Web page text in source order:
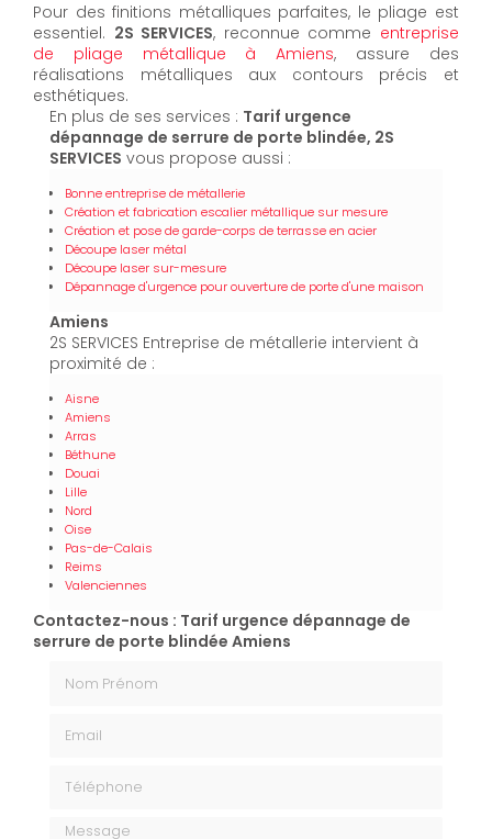
Pour des finitions métalliques parfaites, le pliage est
essentiel. 2S SERVICES, reconnue comme entreprise
de pliage métallique à Amiens, assure des
réalisations métalliques aux contours précis et
esthétiques.
En plus de ses services : Tarif urgence
dépannage de serrure de porte blindée, 2S
SERVICES vous propose aussi :
Bonne entreprise de métallerie
Création et fabrication escalier métallique sur mesure
Création et pose de garde-corps de terrasse en acier
Découpe laser métal
Découpe laser sur-mesure
Dépannage d'urgence pour ouverture de porte d'une maison
Amiens
2S SERVICES Entreprise de métallerie intervient à
proximité de :
Aisne
Amiens
Arras
Béthune
Douai
Lille
Nord
Oise
Pas-de-Calais
Reims
Valenciennes
Contactez-nous : Tarif urgence dépannage de
serrure de porte blindée Amiens
Message